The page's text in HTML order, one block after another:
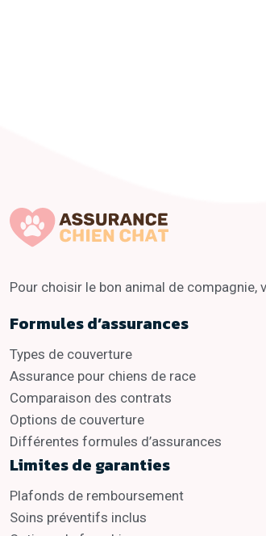
Pour choisir le bon animal de compagnie,
Formules d’assurances
Types de couverture
Assurance pour chiens de race
Comparaison des contrats
Options de couverture
Différentes formules d’assurances
Limites de garanties
Plafonds de remboursement
Soins préventifs inclus